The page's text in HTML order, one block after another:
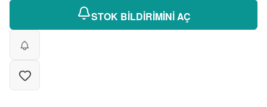
STOK BİLDİRİMİNİ AÇ